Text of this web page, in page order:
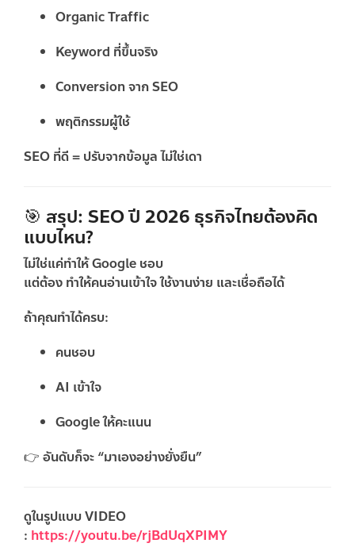
Organic Traffic
Keyword ที่ขึ้นจริง
Conversion จาก SEO
พฤติกรรมผู้ใช้
SEO ที่ดี = ปรับจากข้อมูล ไม่ใช่เดา
🎯 สรุป: SEO ปี 2026 ธุรกิจไทยต้องคิด
แบบไหน?
ไม่ใช่แค่ทำให้ Google ชอบ
แต่ต้อง ทำให้คนอ่านเข้าใจ ใช้งานง่าย และเชื่อถือได้
ถ้าคุณทำได้ครบ:
คนชอบ
AI เข้าใจ
Google ให้คะแนน
👉 อันดับก็จะ “มาเองอย่างยั่งยืน”
ดูในรูปแบบ VIDEO
: https://youtu.be/rjBdUqXPIMY